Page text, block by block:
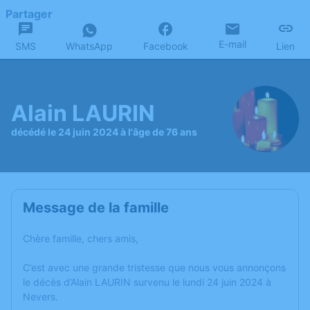
Partager
SMS WhatsApp Facebook E-mail Lien
Alain LAURIN
décédé le 24 juin 2024 à l'âge de 76 ans
Message de la famille
Chère famille, chers amis,
C’est avec une grande tristesse que nous vous annonçons
le décès d’Alain LAURIN survenu le lundi 24 juin 2024 à
Nevers.